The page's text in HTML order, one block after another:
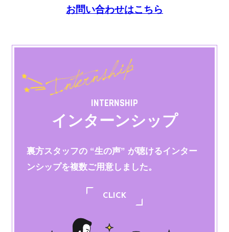
お問い合わせはこちら
INTERNSHIP
インターンシップ
裏方スタッフの “生の声” が聴けるインター
ンシップを複数ご用意しました。
CLICK